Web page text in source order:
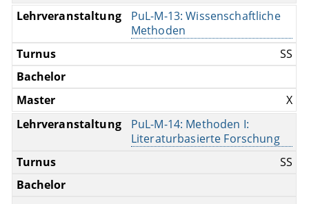
PuL-M-13: Wissenschaftliche
Methoden
SS
X
PuL-M-14: Methoden I:
Literaturbasierte Forschung
SS